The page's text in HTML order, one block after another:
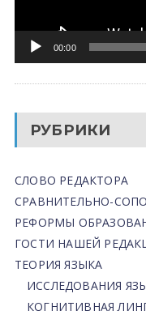
00:00
РУБРИКИ
СЛОВО РЕДАКТОРА
СРАВНИТЕЛЬНО-
РЕФОРМЫ
ГОСТИ НАШЕЙ
ТЕОРИЯ ЯЗЫКА
ИССЛЕДОВАНИЯ
КОГНИТИВНАЯ